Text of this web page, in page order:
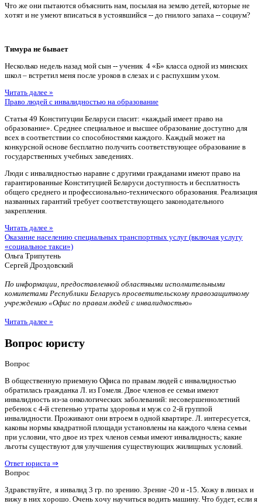
Что же они пытаются объяснить нам, посылая на землю детей, которые не
хотят и не умеют вписаться в устоявшийся -- до гнилого запаха -- социум?
Тимура не бывает
Несколько недель назад мой сын -- ученик 4 «Б» класса одной из минских
школ – встретил меня после уроков в слезах и с распухшим ухом.
Читать далее »
Право людей с инвалидностью на образование
Статья 49 Конституции Беларуси гласит: «каждый имеет право на
образование». Среднее специальное и высшее образование доступно для
всех в соответствии со способностями каждого. Каждый может на
конкурсной основе бесплатно получить соответствующее образование в
государственных учебных заведениях.
Люди с инвалидностью наравне с другими гражданами имеют право на
гарантированные Конституцией Беларуси доступность и бесплатность
общего среднего и профессионально-технического образования. Реализация
названных гарантий требует соответствующего законодательного
закрепления.
Читать далее »
Оказание населению специальных транспортных услуг (включая услугу
«социальное такси»)
Ольга Трипутень
Сергей Дроздовский
По информации, предоставленной областными исполнительными
комитетами Республики Беларусь просветительскому правозащитному
учреждению «Офис по правам людей с инвалидностью»
Читать далее »
Вопрос юристу
Вопрос
В общественную приемную Офиса по правам людей с инвалидностью
обратилась гражданка Л. из Гомеля. Двое членов ее семьи имеют
инвалидность из-за онкологических заболеваний: несовершеннолетний
ребенок с 4-й степенью утраты здоровья и муж со 2-й группой
инвалидности. Проживают они втроем в одной квартире. Л. интересуется,
каковы нормы квадратной площади установлены на каждого члена семьи
при условии, что двое из трех членов семьи имеют инвалидность; какие
льготы существуют для улучшения существующих жилищных условий.
Ответ юриста ⇒
Вопрос
Здравствуйте, я инвалид 3 гр. по зрению. Зрение -20 и -15. Хожу в линзах и
вижу в них хорошо. Очень хочу научиться водить машину. Что будет, если я